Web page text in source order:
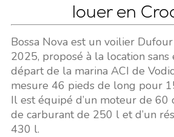
louer en
Bossa Nova est un voilier
2025, proposé à la location sans
départ de la marina ACI de
mesure 46 pieds de long pour
Il est équipé d’un moteur de 60
de carburant de 250 l et d’un
430 l.